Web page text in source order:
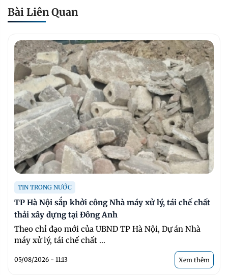
Bài Liên Quan
TIN TRONG NƯỚC
TP Hà Nội sắp khởi công Nhà máy xử lý, tái chế chất
thải xây dựng tại Đông Anh
Theo chỉ đạo mới của UBND TP Hà Nội, Dự án Nhà
máy xử lý, tái chế chất ...
05/08/2026 - 11:13 Xem thêm